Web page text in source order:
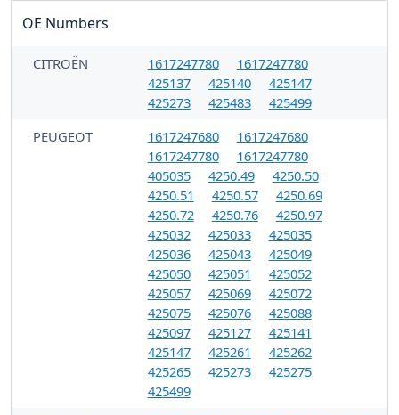
OE Numbers
CITROËN 1617247780
1617247780
425137
425140
425147
425273
425483
425499
PEUGEOT
1617247680
1617247680
1617247780
1617247780
405035
4250.49
4250.50
4250.51
4250.57
4250.69
4250.72
4250.76
4250.97
425032
425033
425035
425036
425043
425049
425050
425051
425052
425057
425069
425072
425075
425076
425088
425097
425127
425141
425147
425261
425262
425265
425273
425275
425499